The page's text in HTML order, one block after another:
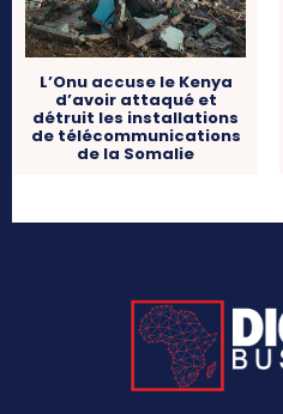
L’Onu accuse le Kenya
d’avoir attaqué et
détruit les installations
de télécommunications
de la Somalie